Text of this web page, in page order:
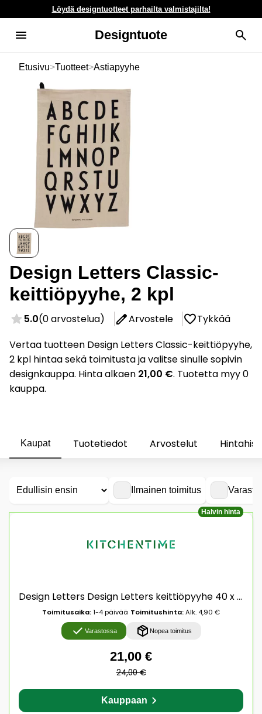
Löydä designtuotteet parhailta valmistajilta!
Designtuote
Etusivu>Tuotteet>Astiapyyhe
Design Letters Classic-
keittiöpyyhe, 2 kpl
5.0(0 arvostelua) Arvostele
Tykkää
Vertaa tuotteen Design Letters Classic-keittiöpyyhe,
2 kpl hintaa sekä toimitusta ja valitse sinulle sopivin
designkauppa. Hinta alkaen 21,00 €. Tuotetta myy 0
kauppa.
Kaupat Tuotetiedot Arvostelut
Ilmainen toimitus
Halvin hinta
Design Letters Design Letters keittiöpyyhe 40 x 60 cm 2-pakkaus Beige
Toimitusaika:1-4 päivää Toimitushinta:Alk. 4,90 €
Varastossa Nopea toimitus
21,00 €
24,00 €
Kauppaan